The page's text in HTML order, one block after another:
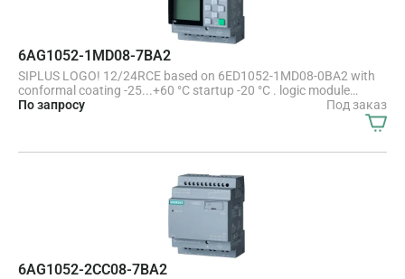
6AG1052-1MD08-7BA2
SIPLUS LOGO! 12/24RCE based on 6ED1052-1MD08-0BA2 with
conformal coating -25...+60 °C startup -20 °C . logic module
display power supply / I/O: 12/ 24 V DC/relay, 8 DI (4 AI)/4 DO
memory 400 blocks, modularly expandable, Ethernet integrated
По запросу Под заказ
6AG1052-2CC08-7BA2